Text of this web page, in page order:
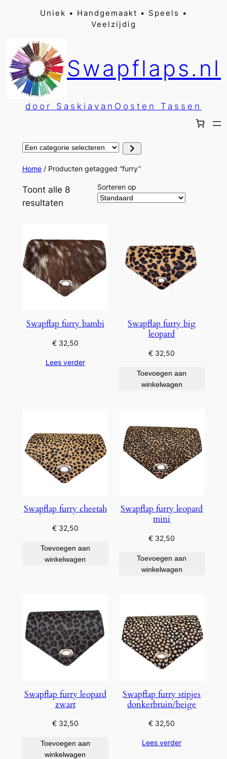
inhoud
Uniek • Handgemaakt • Speels •
Veelzijdig
Swapflaps.nl
door SaskiavanOosten Tassen
Een
categorie
Home/ Producten getagged “furry”
Toont alle 8
resultaten
Sorteren op
Swapflap furry bambi
€32,50
Lees verder
Swapflap furry big
leopard
€ 32,50
Toevoegen aan
winkelwagen
Swapflap furry cheetah
€32,50
Toevoegen aan
winkelwagen
Swapflap furry leopard
mini
€ 32,50
Toevoegen aan
winkelwagen
Swapflap furry leopard
zwart
€32,50
Toevoegen aan
winkelwagen
Swapflap furry stipjes
donkerbruin/beige
€ 32,50
Lees verder